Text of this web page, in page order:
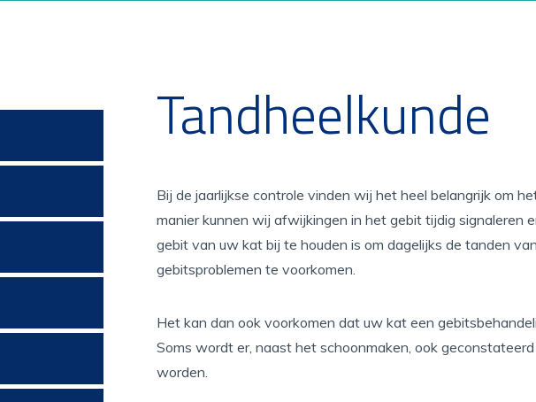
Tandheelkunde
Bij de jaarlijkse controle vinden wij het heel belangrijk om
manier kunnen wij afwijkingen in het gebit tijdig signaleren
gebit van uw kat bij te houden is om dagelijks de tanden
gebitsproblemen te voorkomen.
Het kan dan ook voorkomen dat uw kat een
Soms wordt er, naast het schoonmaken, ook
worden.